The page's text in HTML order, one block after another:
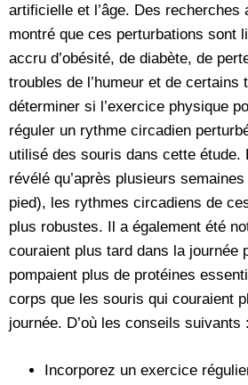
artificielle et l’âge. Des recherches
montré que ces perturbations sont
accru d’obésité, de diabète, de
troubles de l’humeur et de certains
déterminer si l’exercice physique
réguler un rythme circadien
utilisé des souris dans cette étude.
révélé qu’après plusieurs
pied), les rythmes circadiens de
plus robustes. Il a également été
couraient plus tard dans la journée
pompaient plus de protéines
corps que les souris qui couraient
journée. D’où les conseils suivants :
Incorporez un exercice